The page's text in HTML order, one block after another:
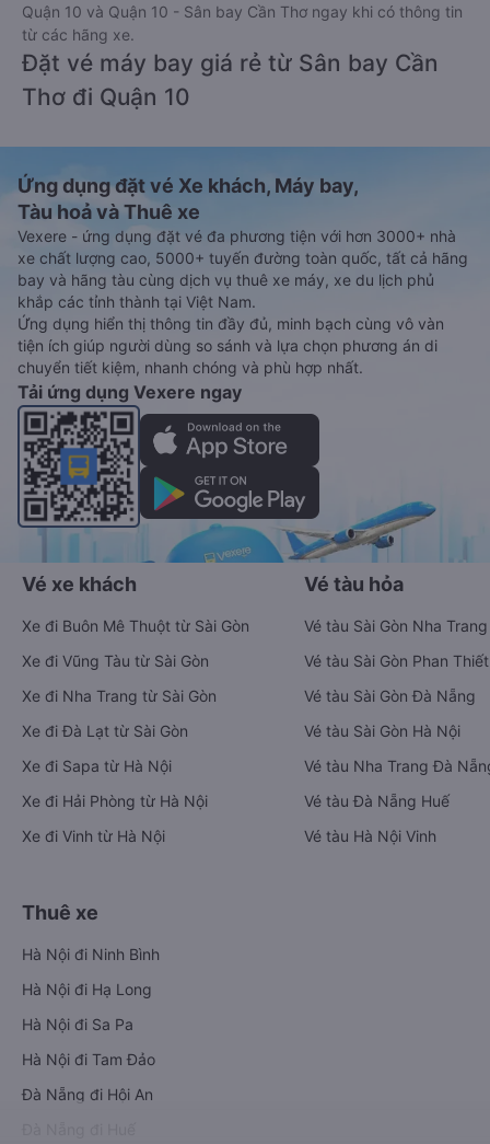
Quận 10 và Quận 10 - Sân bay Cần Thơ ngay khi có thông tin
từ các hãng xe.
Đặt vé máy bay giá rẻ từ Sân bay Cần
Thơ đi Quận 10
Ứng dụng đặt vé Xe khách, Máy bay,
Tàu hoả và Thuê xe
Vexere - ứng dụng đặt vé đa phương tiện với hơn 3000+ nhà
xe chất lượng cao, 5000+ tuyến đường toàn quốc, tất cả hãng
bay và hãng tàu cùng dịch vụ thuê xe máy, xe du lịch phủ
khắp các tỉnh thành tại Việt Nam.
Ứng dụng hiển thị thông tin đầy đủ, minh bạch cùng vô vàn
tiện ích giúp người dùng so sánh và lựa chọn phương án di
chuyển tiết kiệm, nhanh chóng và phù hợp nhất.
Tải ứng dụng Vexere ngay
Vé xe khách
Xe đi Buôn Mê Thuột từ Sài Gòn
Xe đi Vũng Tàu từ Sài Gòn
Xe đi Nha Trang từ Sài Gòn
Xe đi Đà Lạt từ Sài Gòn
Xe đi Sapa từ Hà Nội
Xe đi Hải Phòng từ Hà Nội
Xe đi Vinh từ Hà Nội
Vé tàu hỏa
Vé tàu Sài Gòn Nha Trang
Vé tàu Sài Gòn Phan Thiết
Vé tàu Sài Gòn Đà Nẵng
Vé tàu Sài Gòn Hà Nội
Vé tàu Nha Trang Đà
Vé tàu Đà Nẵng Huế
Vé tàu Hà Nội Vinh
Thuê xe
Hà Nội đi Ninh Bình
Hà Nội đi Hạ Long
Hà Nội đi Sa Pa
Hà Nội đi Tam Đảo
Đà Nẵng đi Hội An